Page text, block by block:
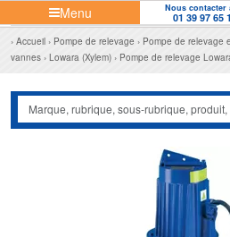
Menu Nous contacter
01 39 97 65
Accueil Pompe de relevage
Pompe de relevage
vannes
Lowara (Xylem) Pompe de relevage